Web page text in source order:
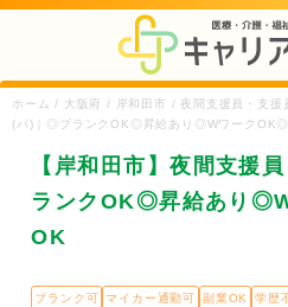
ホーム / 大阪府 / 岸和田市 / 夜間支援員・支援
(パ)｜◎ブランクOK◎昇給あり◎WワークOK◎
【岸和田市】夜間支援
ランクOK◎昇給あり
OK
ブランク可 マイカー通勤可 副業OK 学歴